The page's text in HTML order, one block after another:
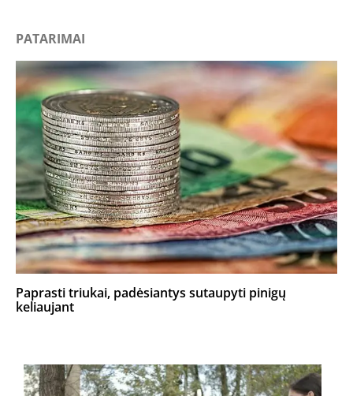
PATARIMAI
Paprasti triukai, padėsiantys sutaupyti pinigų
keliaujant